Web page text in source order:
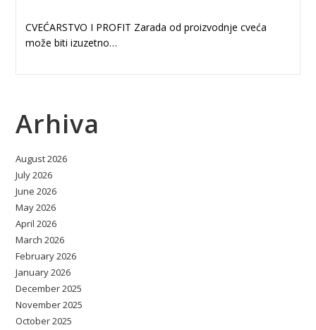
CVEĆARSTVO I PROFIT Zarada od proizvodnje cveća
može biti izuzetno…
Arhiva
August 2026
July 2026
June 2026
May 2026
April 2026
March 2026
February 2026
January 2026
December 2025
November 2025
October 2025